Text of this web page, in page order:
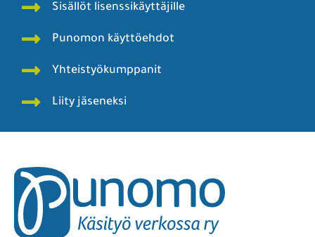
Sisällöt lisenssikäyttäjille
Punomon käyttöehdot
Yhteistyökumppanit
Liity jäseneksi